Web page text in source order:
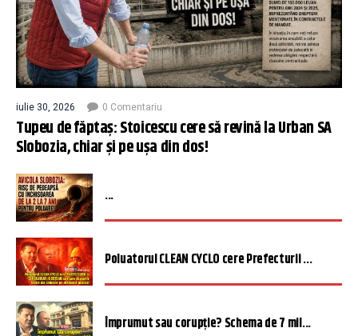
iulie 30, 2026 0 Comentariu
Tupeu de făptaș: Stoicescu cere să revină la Urban SA
Slobozia, chiar și pe ușa din dos!
...
Poluatorul CLEAN CYCLO cere Prefecturii ...
Împrumut sau corupție? Schema de 7 mil...